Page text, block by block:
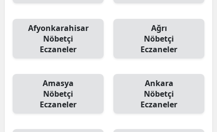
Afyonkarahisar
Nöbetçi
Eczaneler
Ağrı
Nöbetçi
Eczaneler
Amasya
Nöbetçi
Eczaneler
Ankara
Nöbetçi
Eczaneler